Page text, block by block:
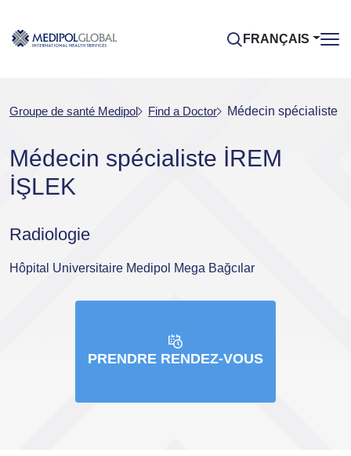
FRANÇAIS
Groupe de santé Medipol Find a Doctor Médecin spécialiste
Médecin spécialiste İREM
İŞLEK
Radiologie
Hôpital Universitaire Medipol Mega Bağcılar
PRENDRE RENDEZ-VOUS